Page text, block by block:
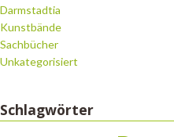
Darmstadtia
Kunstbände
Sachbücher
Unkategorisiert
Schlagwörter